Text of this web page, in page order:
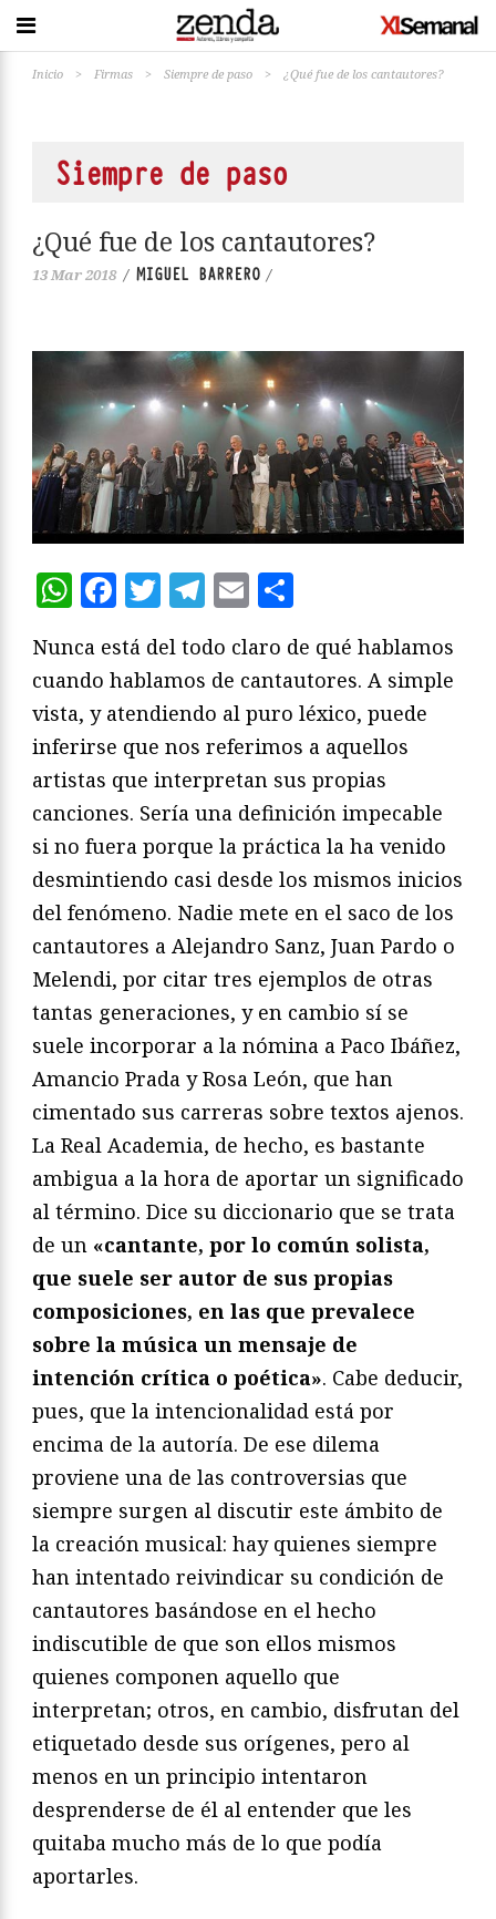
Inicio > Firmas > Siempre de paso > ¿Qué fue de los cantautores?
Siempre de paso
¿Qué fue de los cantautores?
13 Mar 2018 / MIGUEL BARRERO /
WhatsApp
Facebook
Twitter
Telegram
Email
Nunca está del todo claro de qué hablamos
cuando hablamos de cantautores. A simple
vista, y atendiendo al puro léxico, puede
inferirse que nos referimos a aquellos
artistas que interpretan sus propias
canciones. Sería una definición impecable
si no fuera porque la práctica la ha venido
desmintiendo casi desde los mismos inicios
del fenómeno. Nadie mete en el saco de los
cantautores a Alejandro Sanz, Juan Pardo o
Melendi, por citar tres ejemplos de otras
tantas generaciones, y en cambio sí se
suele incorporar a la nómina a Paco Ibáñez,
Amancio Prada y Rosa León, que han
cimentado sus carreras sobre textos ajenos.
La Real Academia, de hecho, es bastante
ambigua a la hora de aportar un significado
al término. Dice su diccionario que se trata
de un «cantante, por lo común solista,
que suele ser autor de sus propias
composiciones, en las que prevalece
sobre la música un mensaje de
intención crítica o poética». Cabe deducir,
pues, que la intencionalidad está por
encima de la autoría. De ese dilema
proviene una de las controversias que
siempre surgen al discutir este ámbito de
la creación musical: hay quienes siempre
han intentado reivindicar su condición de
cantautores basándose en el hecho
indiscutible de que son ellos mismos
quienes componen aquello que
interpretan; otros, en cambio, disfrutan del
etiquetado desde sus orígenes, pero al
menos en un principio intentaron
desprenderse de él al entender que les
quitaba mucho más de lo que podía
aportarles.